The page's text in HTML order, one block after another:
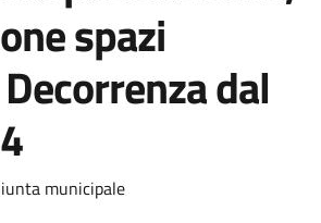
spazi
dal
documento
municipale